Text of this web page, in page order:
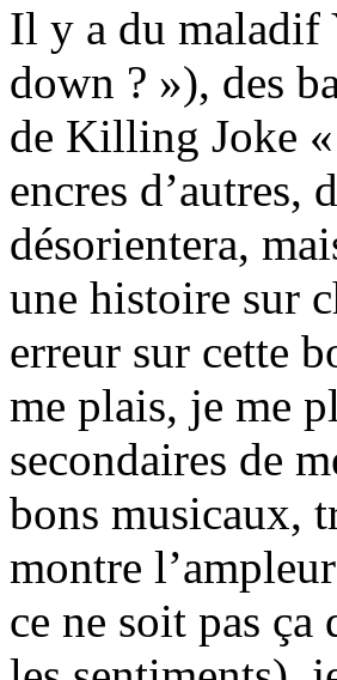
Il y a du maladif
down ? »), des
de Killing Joke
encres d’autres,
désorientera,
une histoire sur
erreur sur cette
me plais, je me
secondaires de
bons musicaux,
montre
ce ne soit pas